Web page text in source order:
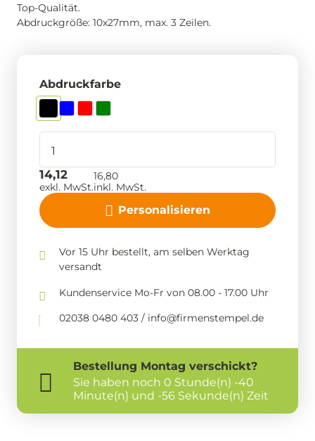
Top-Qualität.
Abdruckgröße: 10x27mm, max. 3 Zeilen.
Abdruckfarbe
Personalisieren
14,12
exkl. MwSt.
16,80
inkl. MwSt.
Vor 15 Uhr bestellt, am selben Werktag
versandt
Kundenservice Mo-Fr von 08.00 - 17.00 Uhr
02038 0480 403 / info@firmenstempel.de
Bestellung Montag verschickt?
Sie haben noch 0 Stunde(n) -40
Minute(n) und -57 Sekunde(n) Zeit